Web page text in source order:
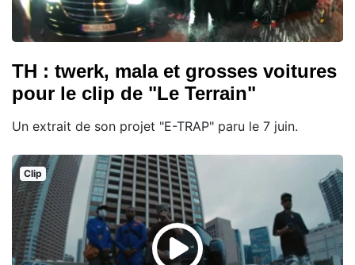
TH : twerk, mala et grosses voitures
pour le clip de "Le Terrain"
Un extrait de son projet "E-TRAP" paru le 7 juin.
Clip